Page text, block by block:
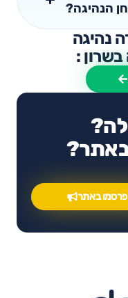
הנהיגה?
נהיגה
:
באתר?
פרסמו באתר